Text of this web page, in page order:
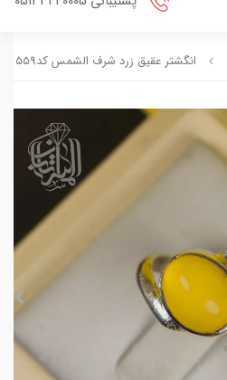
انگشتر عقیق زرد شرف الشمس کد559